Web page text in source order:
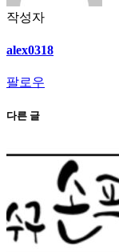
작성자
alex0318
팔로우
다른 글